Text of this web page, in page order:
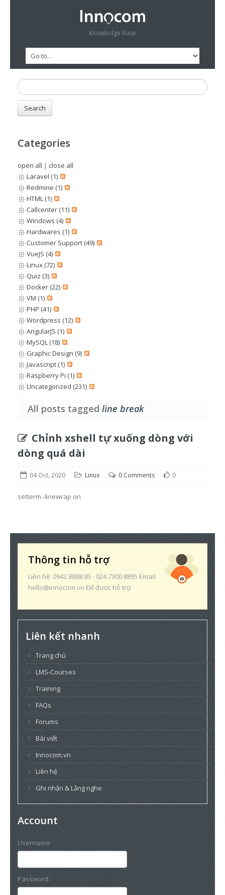
Knowledge Base
Categories
open all | close all
Laravel (1)
Redmine (1)
HTML (1)
Callcenter (11)
Windows (4)
Hardwares (1)
Customer Support (49)
VueJS (4)
Linux (72)
Quiz (3)
Docker (22)
VM (1)
PHP (41)
Wordpress (12)
AngularJS (1)
MySQL (18)
Graphic Design (9)
Javascript (1)
Raspberry Pi (1)
Uncategorized (231)
All posts tagged line break
Chỉnh xshell tự xuống dòng với
dòng quá dài
04 Oct, 2020 Linux 0 Comments 0
setterm -linewrap on
Thông tin hỗ trợ
Liên hệ: 0942.8888.95 - 024.7300.8895 Email:
hello@innocom.vn Để được hỗ trợ
Liên kết nhanh
Trang chủ
LMS-Courses
Training
FAQs
Forums
Bài viết
Innocom.vn
Liên hệ
Ghi nhận & Lắng nghe
Account
Username:
Password: